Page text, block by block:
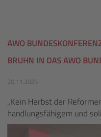
AWO
BRUHN IN DAS AWO
20.11.2025
„Kein Herbst der
handlungsfähigem und